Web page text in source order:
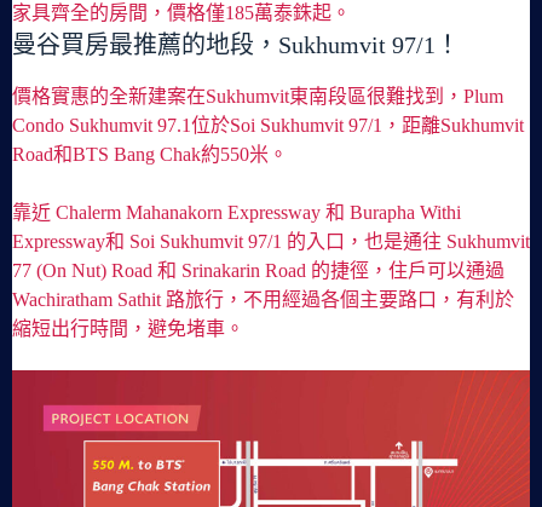
家具齊全的房間，價格僅185萬泰銖起。
曼谷買房最推薦的地段，Sukhumvit 97/1！
價格實惠的全新建案在Sukhumvit東南段區很難找到，Plum
Condo Sukhumvit 97.1位於Soi Sukhumvit 97/1，距離Sukhumvit
Road和BTS Bang Chak約550米。
靠近 Chalerm Mahanakorn Expressway 和 Burapha Withi
Expressway和 Soi Sukhumvit 97/1 的入口，也是通往 Sukhumvit
77 (On Nut) Road 和 Srinakarin Road 的捷徑，住戶可以通過
Wachiratham Sathit 路旅行，不用經過各個主要路口，有利於
縮短出行時間，避免堵車。